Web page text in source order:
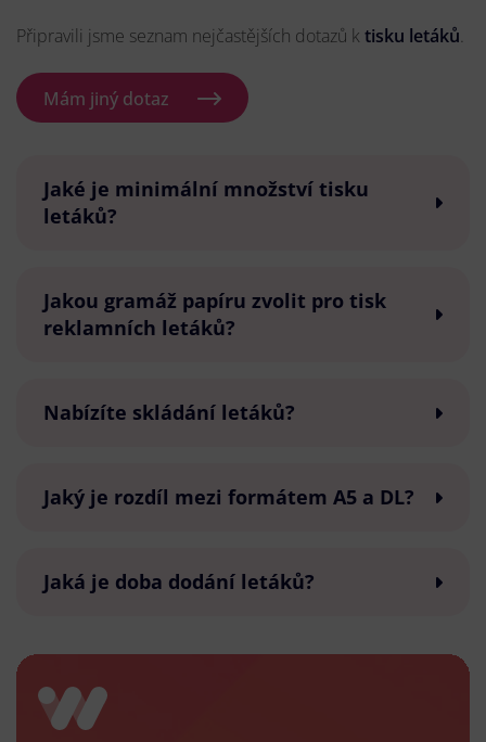
Připravili jsme seznam nejčastějších dotazů k tisku letáků.
Mám jiný dotaz
Jaké je minimální množství tisku
letáků?
Jakou gramáž papíru zvolit pro tisk
reklamních letáků?
Nabízíte skládání letáků?
Jaký je rozdíl mezi formátem A5 a DL?
Jaká je doba dodání letáků?